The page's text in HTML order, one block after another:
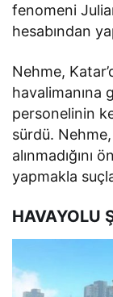
fenomeni
hesabından
Nehme,
havalimanına
personelinin
sürdü.
alınmadığını
yapmakla
HAVAYOLU